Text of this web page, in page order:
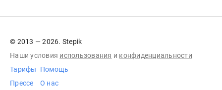
© 2013 — 2026. Stepik
Наши условия использования и конфиденциальности
Тарифы
Прессе
Помощь
О нас